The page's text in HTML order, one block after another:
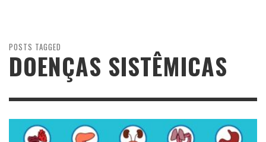
POSTS TAGGED
DOENÇAS SISTÊMICAS